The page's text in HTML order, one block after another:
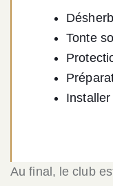
Tonte
Au final, le club